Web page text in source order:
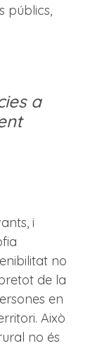
públics,
a
i
no
de la
en
Això
no és